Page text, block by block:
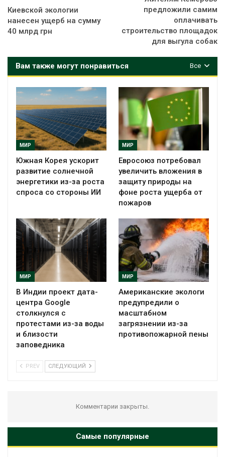
Киевской экологии
нанесен ущерб на сумму
40 млрд грн
предложили самим
оплачивать
строительство площадок
для выгула собак
Все
Вам также могут понравиться
МИР
Южная Корея ускорит
развитие солнечной
энергетики из-за роста
спроса со стороны ИИ
МИР
Евросоюз потребовал
увеличить вложения в
защиту природы на
фоне роста ущерба от
пожаров
МИР
В Индии проект дата-
центра Google
столкнулся с
протестами из-за воды
и близости
заповедника
МИР
Американские экологи
предупредили о
масштабном
загрязнении из-за
противопожарной пены
PREV СЛЕДУЮЩИЙ
Комментарии закрыты.
Самые популярные